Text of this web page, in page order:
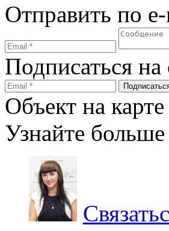
Отправить по
Подписаться
Объект на карте
Узнайте